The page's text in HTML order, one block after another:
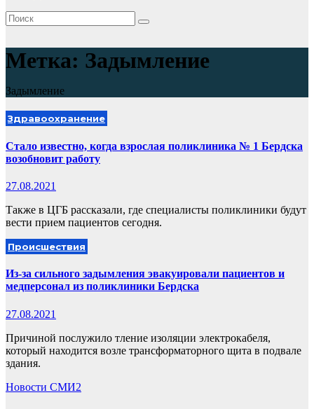
Метка: Задымление
Задымление
Здравоохранение
Стало известно, когда взрослая поликлиника № 1 Бердска
возобновит работу
27.08.2021
Также в ЦГБ рассказали, где специалисты поликлиники будут
вести прием пациентов сегодня.
Происшествия
Из-за сильного задымления эвакуировали пациентов и
медперсонал из поликлиники Бердска
27.08.2021
Причиной послужило тление изоляции электрокабеля,
который находится возле трансформаторного щита в подвале
здания.
Новости СМИ2